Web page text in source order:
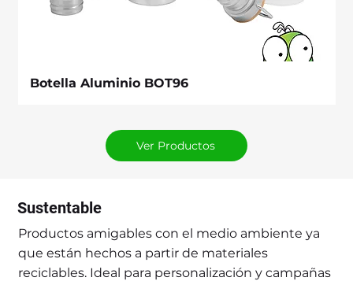
Ver Productos
Botella Aluminio BOT96
Sustentable
Productos amigables con el medio ambiente ya
que están hechos a partir de materiales
reciclables. Ideal para personalización y campañas